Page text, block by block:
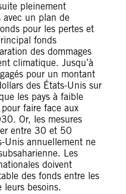
pleinement
avec un plan de
pour les pertes et
fonds
des dommages
climatique. Jusqu’à
pour un montant
des États-Unis sur
les pays à faible
faire face aux
Or, les mesures
entre 30 et 50
Unis annuellement ne
Les
doivent
des fonds entre les
leurs besoins.